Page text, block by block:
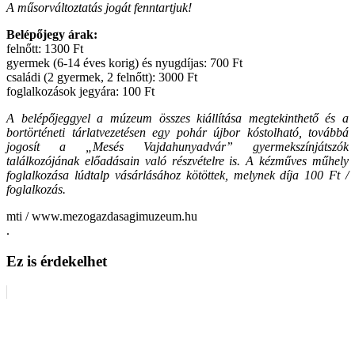
A műsorváltoztatás jogát fenntartjuk!
Belépőjegy árak:
felnőtt: 1300 Ft
gyermek (6-14 éves korig) és nyugdíjas: 700 Ft
családi (2 gyermek, 2 felnőtt): 3000 Ft
foglalkozások jegyára: 100 Ft
A belépőjeggyel a múzeum összes kiállítása megtekinthető és a
bortörténeti tárlatvezetésen egy pohár újbor kóstolható, továbbá
jogosít a „Mesés Vajdahunyadvár” gyermekszínjátszók
találkozójának előadásain való részvételre is. A kézműves műhely
foglalkozása lúdtalp vásárlásához kötöttek, melynek díja 100 Ft /
foglalkozás.
mti / www.mezogazdasagimuzeum.hu
.
Ez is érdekelhet